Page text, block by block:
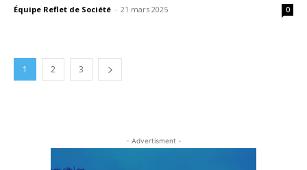
Équipe Reflet de Société - 21 mars 2025 0
1 2 3
- Advertisment -